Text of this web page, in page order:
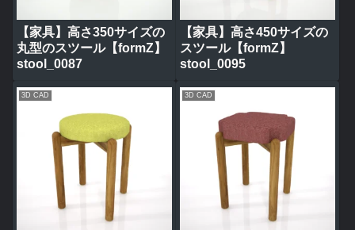
【家具】高さ350サイズの
丸型のスツール【formZ】
stool_0087
【家具】高さ450サイズの
スツール【formZ】
stool_0095
3D CAD 3D CAD